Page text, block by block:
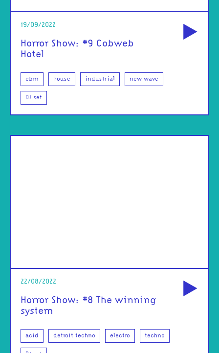
19/09/2022
Horror Show: #9 Cobweb
Hotel
ebm house industrial new wave
DJ set
22/08/2022
Horror Show: #8 The winning
system
acid detroit techno electro techno